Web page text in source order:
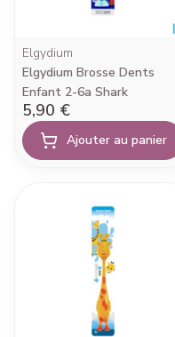
Elgydium
Elgydium Brosse Dents
Enfant 2-6a Shark
5,90 €
Ajouter au panier